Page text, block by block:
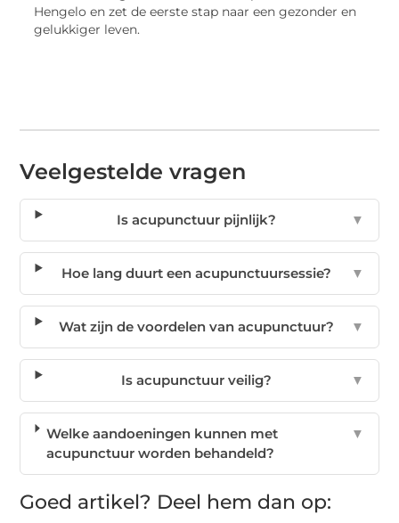
Hengelo en zet de eerste stap naar een gezonder en
gelukkiger leven.
Veelgestelde vragen
Is acupunctuur pijnlijk?
Hoe lang duurt een acupunctuursessie?
Wat zijn de voordelen van acupunctuur?
Is acupunctuur veilig?
Welke aandoeningen kunnen met
acupunctuur worden behandeld?
Goed artikel? Deel hem dan op: